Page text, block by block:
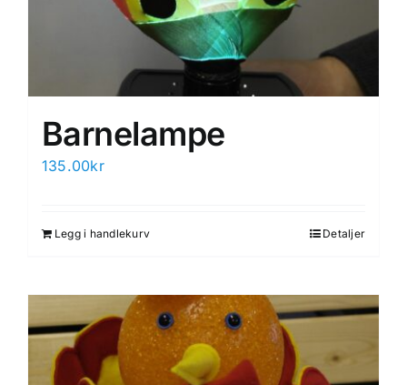
Barnelampe
135.00kr
Legg i handlekurv Detaljer